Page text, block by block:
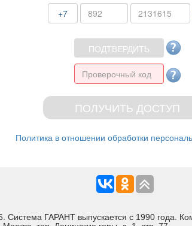
+7
Политика в отношении обработки
ГАРАНТ выпускается с 1990 года.